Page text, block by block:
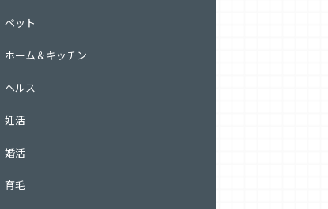
ペット
ホーム＆キッチン
ヘルス
妊活
婚活
育毛